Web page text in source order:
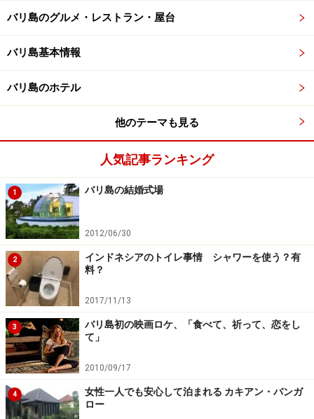
からは、しばらく外で待機していたほうが良いでしょ
う。ガイドも以前はスプレータイプを室内で使っていま
したが、あまりに匂いが強烈で、しかも油分が飛び散る
ので身体に悪い気がしてきてここぞというときにのみ使
用しています。
ワンプッシュタイプは90日の商品が約400円くらい
効き目はあるけど、使う量が少ないワンプッシュタイプ
は寝る前に室内に一吹きするだけで、隠れていた蚊も退
治できるので重宝しています。使う量が少ないのが良い
のか、それとも少ない量で効くのだからもっと人間の身
体に悪いのか、解釈が難しいのですが、蚊に刺されない
ことを優先するなら、便利な商品だと思います。ガイド
は香りがマイルドなグリンティーの香りのHIT商品をよ
く使います。
バリ島のグルメ・レストラン・屋台
バリ島基本情報
バリ島のホテル
他のテーマも見る
人気記事ランキング
1 バリ島の結婚式場
2012/06/30
2
インドネシアのトイレ事情 シャワーを使う？有
料？
2017/11/13
3
バリ島初の映画ロケ、「食べて、祈って、恋をし
て」
2010/09/17
4
女性一人でも安心して泊まれる カキアン・バンガ
ロー